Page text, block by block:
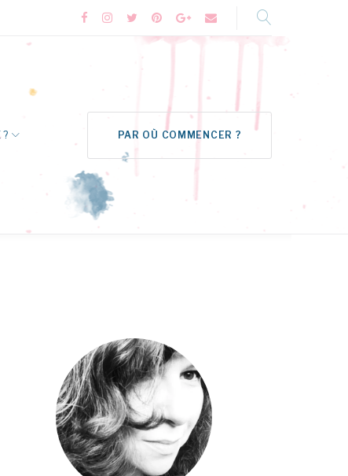
Instagram
TwitterPinterest
Google+Formulaire
? PAR OÙ COMMENCER ?